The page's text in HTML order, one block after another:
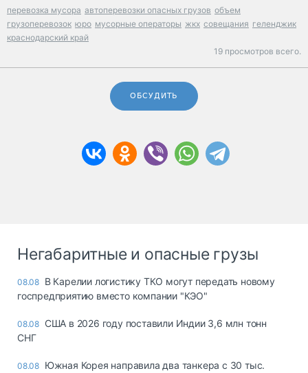
перевозка мусора автоперевозки опасных грузов объем
грузоперевозок юро мусорные операторы жкх совещания геленджик
краснодарский край
19 просмотров всего.
ОБСУДИТЬ
Негабаритные и опасные грузы
08.08 В Карелии логистику ТКО могут передать новому
госпредприятию вместо компании "КЭО"
08.08 США в 2026 году поставили Индии 3,6 млн тонн
СНГ
08.08 Южная Корея направила два танкера с 30 тыс.